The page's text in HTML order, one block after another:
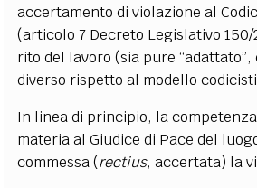
accertamento di violazione al
(articolo 7 Decreto Legislativo 150/
rito del lavoro (sia pure “adattato”,
diverso rispetto al modello
In linea di principio, la
materia al Giudice di Pace del
commessa (rectius, accertata) la